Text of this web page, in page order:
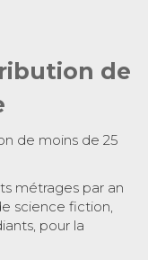
de
de moins de 25
métrages par an
science fiction,
pour la